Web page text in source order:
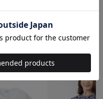
テムも見ています